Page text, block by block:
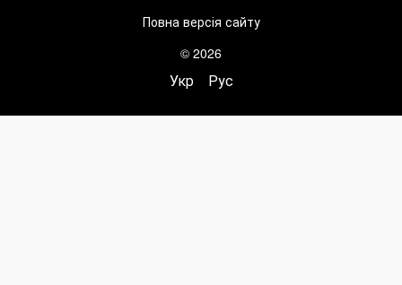
Повна версія сайту
© 2026
Укр Рус